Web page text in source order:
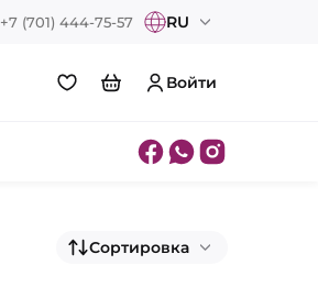
+7 (701) 444-75-57 RU
Войти
Сортировка